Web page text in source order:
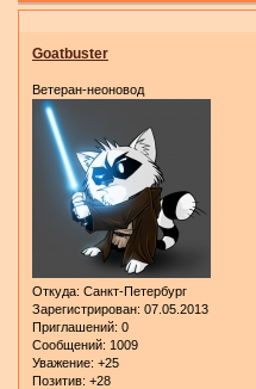
Goatbuster
Ветеран-неоновод
Откуда: Санкт-Петербург
Зарегистрирован: 07.05.2013
Приглашений: 0
Сообщений: 1009
Уважение: +25
Позитив: +28